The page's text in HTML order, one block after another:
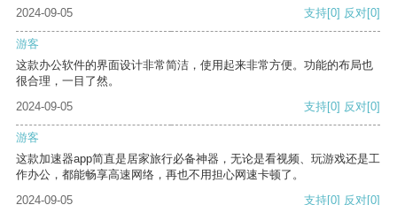
2024-09-05 支持[0] 反对[0]
游客
这款办公软件的界面设计非常简洁，使用起来非常方便。功能的布局也
很合理，一目了然。
2024-09-05
支持[0] 反对[0]
游客
这款加速器app简直是居家旅行必备神器，无论是看视频、玩游戏还是工
作办公，都能畅享高速网络，再也不用担心网速卡顿了。
2024-09-05
支持[0] 反对[0]